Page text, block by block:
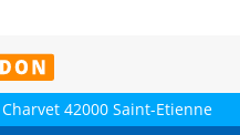
42000 Saint-Etienne